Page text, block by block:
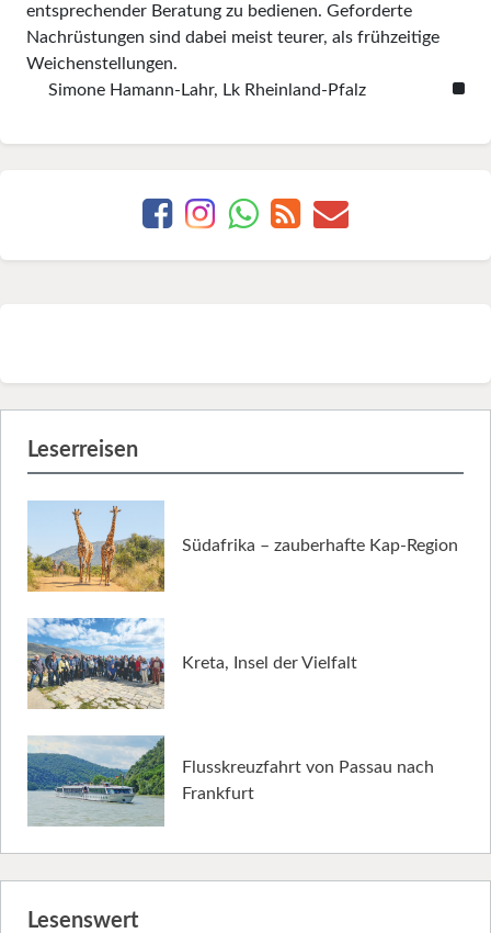
entsprechender Beratung zu bedienen. Geforderte
Nachrüstungen sind dabei meist teurer, als frühzeitige
Weichenstellungen.
Simone Hamann-Lahr, Lk Rheinland-Pfalz
Leserreisen
Südafrika – zauberhafte Kap-Region
Kreta, Insel der Vielfalt
Flusskreuzfahrt von Passau nach
Frankfurt
Lesenswert